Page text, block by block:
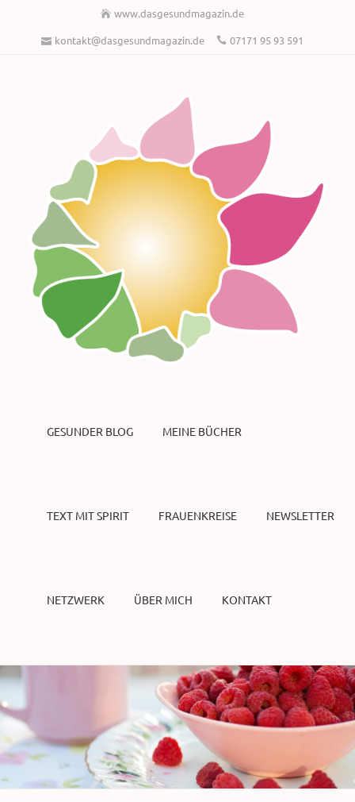
www.dasgesundmagazin.de
kontakt@dasgesundmagazin.de
07171 95 93 591
GESUNDER BLOG MEINE BÜCHER
TEXT MIT SPIRIT FRAUENKREISE NEWSLETTER
NETZWERK ÜBER MICH KONTAKT